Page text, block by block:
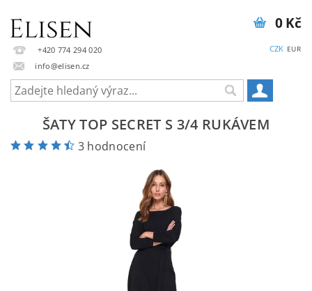
+420 774 294 020
info@elisen.cz
CZK EUR
0 Kč
ŠATY TOP SECRET S 3/4 RUKÁVEM
3 hodnocení